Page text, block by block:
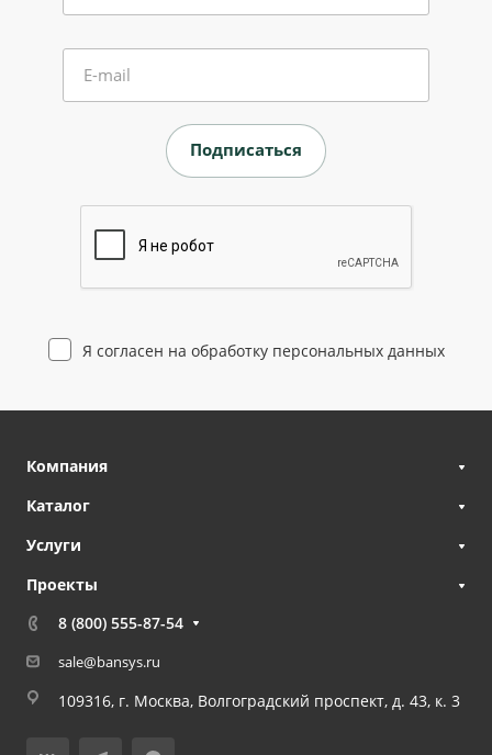
E-mail
Я согласен на обработку персональных данных
Компания
Каталог
Услуги
Проекты
8 (800) 555-87-54
sale@bansys.ru
109316, г. Москва, Волгоградский проспект, д. 43, к. 3